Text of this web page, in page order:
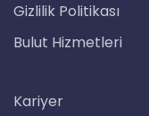
Gizlilik Politikası
Bulut Hizmetleri
Kariyer